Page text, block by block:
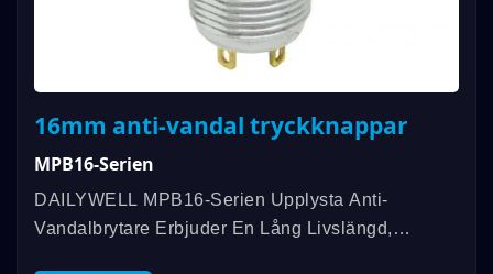
16mm anti-vandal tryckknappar
MPB16-Serien
DAILYWELL MPB16-Serien Upplysta Anti-
Vandalbrytare Erbjuder En Lång Livslängd,